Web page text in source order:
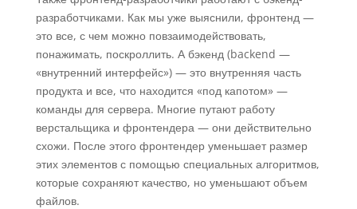
разработчиками. Как мы уже выяснили, фронтенд —
это все, с чем можно повзаимодействовать,
понажимать, поскроллить. А бэкенд (backend —
«внутренний интерфейс») — это внутренняя часть
продукта и все, что находится «под капотом» —
команды для сервера. Многие путают работу
верстальщика и фронтендера — они действительно
схожи. После этого фронтендер уменьшает размер
этих элементов с помощью специальных алгоритмов,
которые сохраняют качество, но уменьшают объем
файлов.